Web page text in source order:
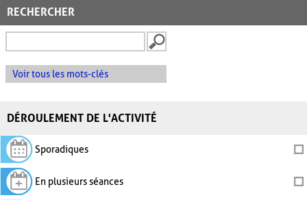
RECHERCHER
Voir tous les mots-clés
DÉROULEMENT DE L'ACTIVITÉ
Sporadiques
En plusieurs séances